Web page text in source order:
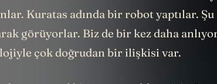
Kuratas adında bir robot yaptılar.
görüyorlar. Biz de bir kez daha
çok doğrudan bir ilişkisi var.